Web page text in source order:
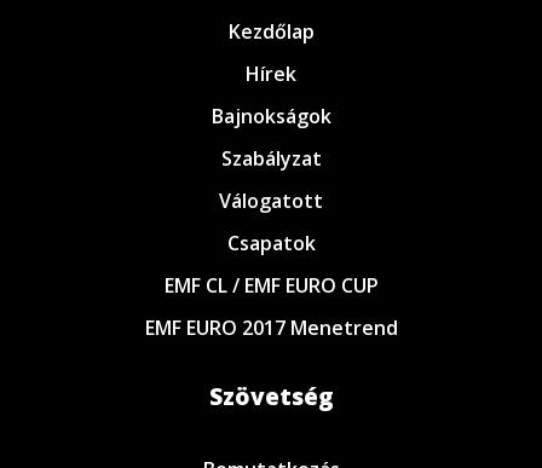
Kezdőlap
Hírek
Bajnokságok
Szabályzat
Válogatott
Csapatok
EMF CL / EMF EURO CUP
EMF EURO 2017 Menetrend
Szövetség